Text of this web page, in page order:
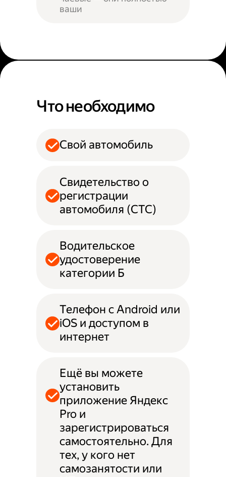
ваши
Что необходимо
Свой автомобиль
Свидетельство о
регистрации
автомобиля (СТС)
Водительское
удостоверение
категории Б
Телефон с Android или
iOS и доступом в
интернет
Ещё вы можете
установить
приложение Яндекс
Pro и
зарегистрироваться
самостоятельно. Для
тех, у кого нет
самозанятости или